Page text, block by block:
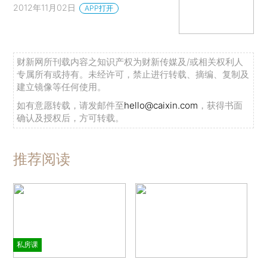
2012年11月02日 APP打开
财新网所刊载内容之知识产权为财新传媒及/或相关权利人
专属所有或持有。未经许可，禁止进行转载、摘编、复制及
建立镜像等任何使用。
如有意愿转载，请发邮件至hello@caixin.com ，获得书面
确认及授权后，方可转载。
推荐阅读
私房课